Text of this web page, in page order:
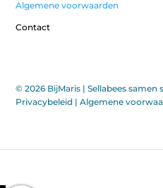
Algemene voorwaarden
Contact
© 2026 BijMaris |Sellabees samen
Privacybeleid |Algemene